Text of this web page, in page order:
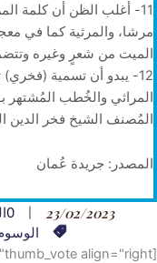
11- أغلب الظن أن كلمة
مرشا، والمرثية كما في
الميت من شعرٍ وغيره
12- يبدو أن تسمية
المراثي والخُطب المُشتهر
المُصنف الشيخ فخر الدين
المصدر: جريدة عُمان
23/02/2023
0
[thumb_vote align="right"]